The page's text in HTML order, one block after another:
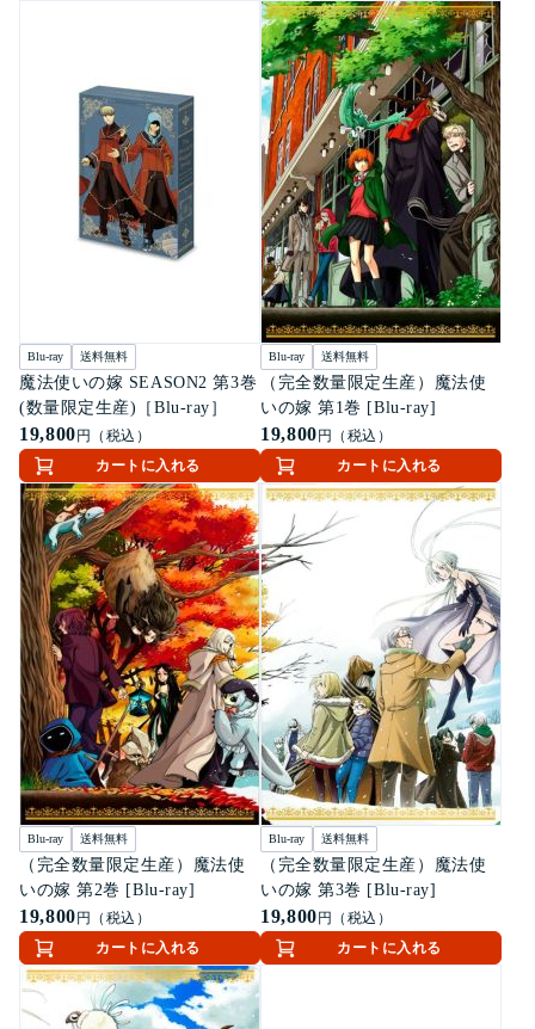
Blu-ray 送料無料
魔法使いの嫁 SEASON2 第3巻
(数量限定生産)［Blu-ray］
19,800 円（税込）
カートに入れる
Blu-ray 送料無料
（完全数量限定生産）魔法使
いの嫁 第1巻 [Blu-ray]
19,800 円（税込）
カートに入れる
Blu-ray 送料無料
（完全数量限定生産）魔法使
いの嫁 第2巻 [Blu-ray]
19,800 円（税込）
カートに入れる
Blu-ray 送料無料
（完全数量限定生産）魔法使
いの嫁 第3巻 [Blu-ray]
19,800 円（税込）
カートに入れる